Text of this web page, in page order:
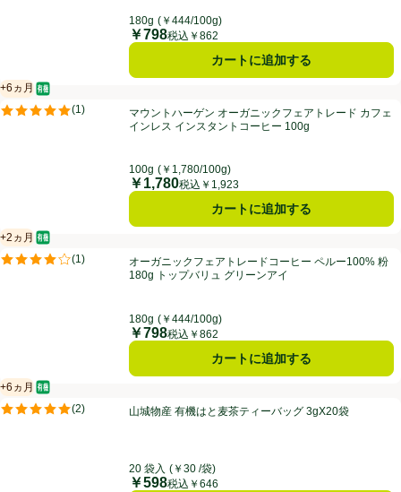
180g (￥444/100g)
価格
￥798税込￥862
カートに追加する
マウントハーゲン オーガニックフェアトレード カフェインレス イン
+6ヵ月
賞味・消費期限保証：6ヵ月
オーガニック/有機
(1)
評価は1件のレビューで5点中5.0点。マウントハーゲン オーガニックフェアトレード カフェ
インレス インスタントコーヒー 100g
100g (￥1,780/100g)
価格
￥1,780税込￥1,923
カートに追加する
オーガニックフェアトレードコーヒー ペルー100% 粉 180g トップバ
+2ヵ月
賞味・消費期限保証：2ヵ月
オーガニック/有機
(1)
評価は1件のレビューで5点中4.0点。オーガニックフェアトレードコーヒー ペルー100% 粉
180g トップバリュ グリーンアイ
180g (￥444/100g)
価格
￥798税込￥862
カートに追加する
山城物産 有機はと麦茶ティーバッグ 3gX20袋
+6ヵ月
賞味・消費期限保証：6ヵ月
オーガニック/有機
(2)
評価は2件のレビューで5点中5.0点。山城物産 有機はと麦茶ティーバッグ 3gX20袋
20 袋入 (￥30 /袋)
価格
￥598税込￥646